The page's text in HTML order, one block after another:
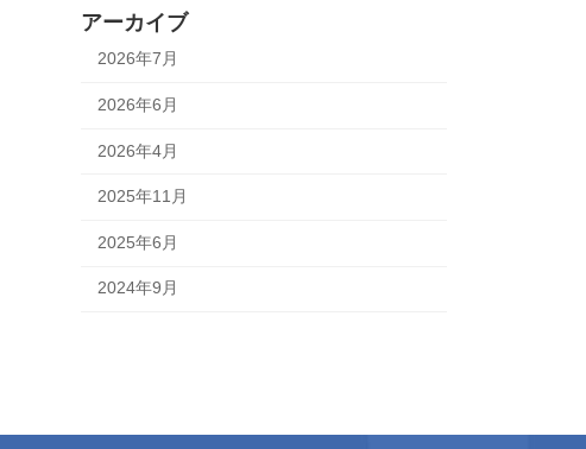
アーカイブ
2026年7月
2026年6月
2026年4月
2025年11月
2025年6月
2024年9月